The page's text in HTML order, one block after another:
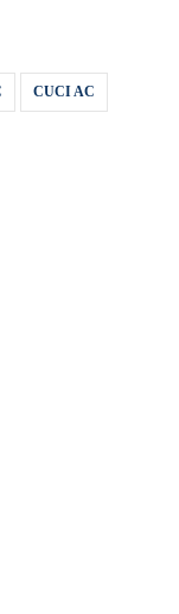
CUCI AC